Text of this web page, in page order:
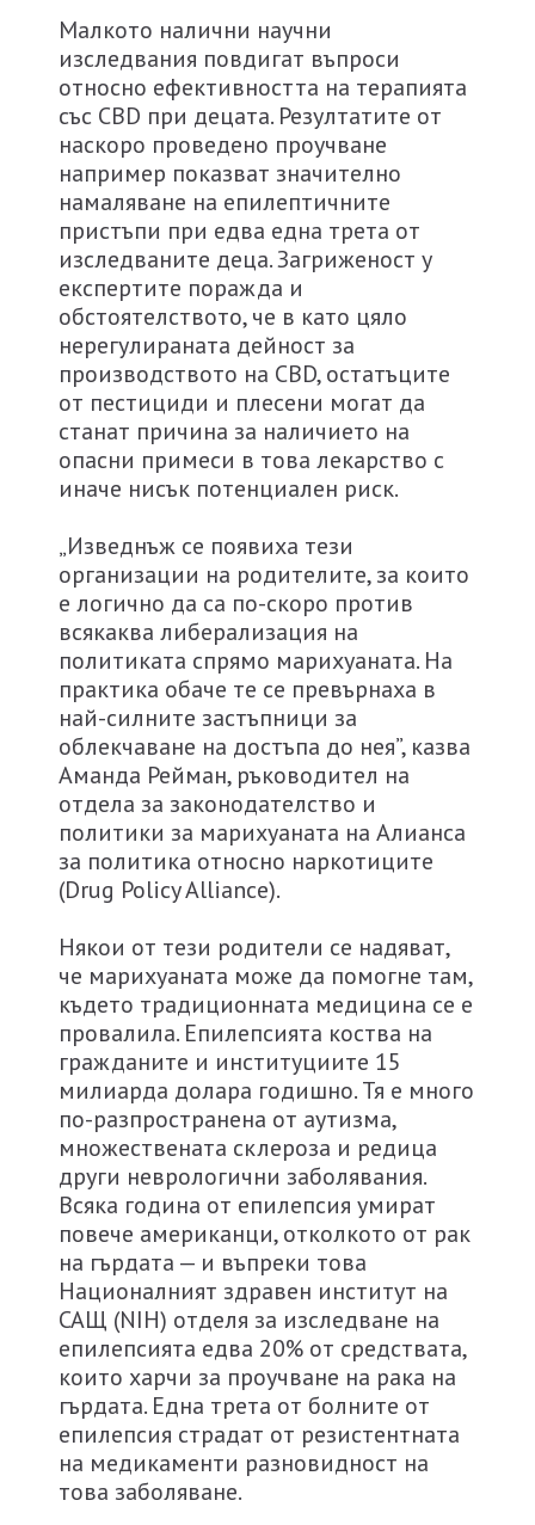
Малкото налични научни
изследвания повдигат въпроси
относно ефективността на терапията
със CBD при децата. Резултатите от
наскоро проведено проучване
например показват значително
намаляване на епилептичните
пристъпи при едва една трета от
изследваните деца. Загриженост у
експертите поражда и
обстоятелството, че в като цяло
нерегулираната дейност за
производството на CBD, остатъците
от пестициди и плесени могат да
станат причина за наличието на
опасни примеси в това лекарство с
иначе нисък потенциален риск.
„Изведнъж се появиха тези
организации на родителите, за които
е логично да са по-скоро против
всякаква либерализация на
политиката спрямо марихуаната. На
практика обаче те се превърнаха в
най-силните застъпници за
облекчаване на достъпа до нея”, казва
Аманда Рейман, ръководител на
отдела за законодателство и
политики за марихуаната на Алианса
за политика относно наркотиците
(Drug Policy Alliance).
Някои от тези родители се надяват,
че марихуаната може да помогне там,
където традиционната медицина се е
провалила. Епилепсията коства на
гражданите и институциите 15
милиарда долара годишно. Тя е много
по-разпространена от аутизма,
множествената склероза и редица
други неврологични заболявания.
Всяка година от епилепсия умират
повече американци, отколкото от рак
на гърдата — и въпреки това
Националният здравен институт на
САЩ (NIH) отделя за изследване на
епилепсията едва 20% от средствата,
които харчи за проучване на рака на
гърдата. Една трета от болните от
епилепсия страдат от резистентната
на медикаменти разновидност на
това заболяване.